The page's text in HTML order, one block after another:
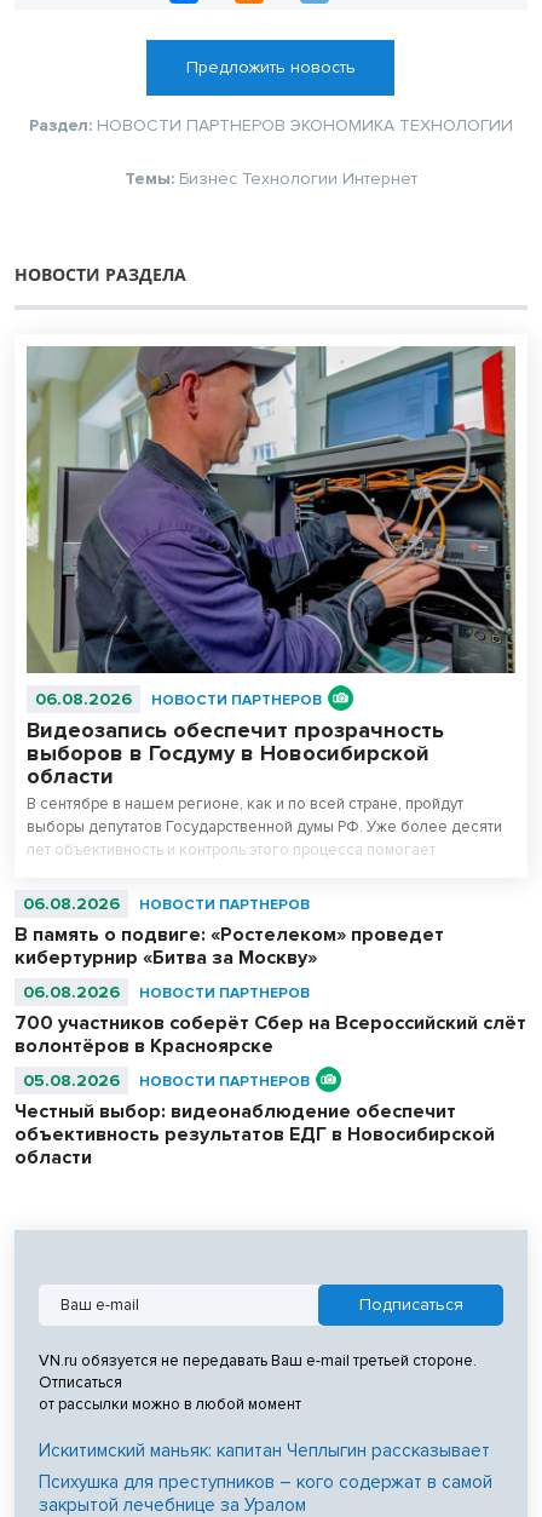
Предложить новость
Раздел: НОВОСТИ ПАРТНЕРОВ ЭКОНОМИКА ТЕХНОЛОГИИ
Темы: Бизнес Технологии Интернет
НОВОСТИ РАЗДЕЛА
06.08.2026 НОВОСТИ ПАРТНЕРОВ
Видеозапись обеспечит прозрачность
выборов в Госдуму в Новосибирской
области
В сентябре в нашем регионе, как и по всей стране, пройдут
выборы депутатов Государственной думы РФ. Уже более десяти
лет объективность и контроль этого процесса помогает
избирательных участках.
06.08.2026 НОВОСТИ ПАРТНЕРОВ
В память о подвиге: «Ростелеком» проведет
кибертурнир «Битва за Москву»
06.08.2026 НОВОСТИ ПАРТНЕРОВ
700 участников соберёт Сбер на Всероссийский слёт
волонтёров в Красноярске
05.08.2026 НОВОСТИ ПАРТНЕРОВ
Честный выбор: видеонаблюдение обеспечит
объективность результатов ЕДГ в Новосибирской
области
VN.ru обязуется не передавать Ваш e-mail третьей стороне.
Отписаться
от рассылки можно в любой момент
Искитимский маньяк: капитан Чеплыгин рассказывает
Психушка для преступников – кого содержат в самой
закрытой лечебнице за Уралом